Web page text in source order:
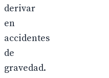
derivar
en
accidentes
de
gravedad.